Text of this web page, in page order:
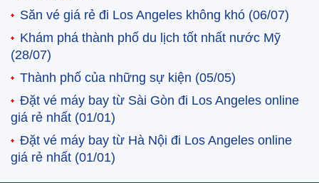
Săn vé giá rẻ đi Los Angeles không khó (06/07)
Khám phá thành phố du lịch tốt nhất nước Mỹ
(28/07)
Thành phố của những sự kiện (05/05)
Đặt vé máy bay từ Sài Gòn đi Los Angeles online
giá rẻ nhất (01/01)
Đặt vé máy bay từ Hà Nội đi Los Angeles online
giá rẻ nhất (01/01)